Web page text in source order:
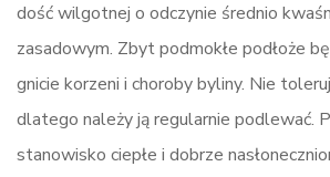
dość wilgotnej o odczynie średnio
zasadowym. Zbyt podmokłe podłoże
gnicie korzeni i choroby byliny. Nie
dlatego należy ją regularnie podlewać.
stanowisko ciepłe i dobrze